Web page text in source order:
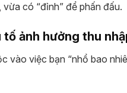
có “đỉnh” để phấn đấu.
ảnh hưởng thu
vào việc bạn “nhổ bao